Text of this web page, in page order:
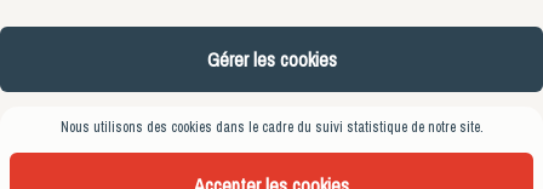
Gérer les cookies
Nous utilisons des cookies dans le cadre du suivi statistique de notre site.